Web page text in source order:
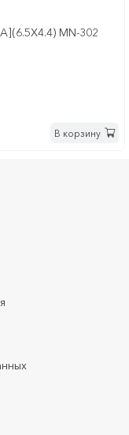
MN-302
В корзину